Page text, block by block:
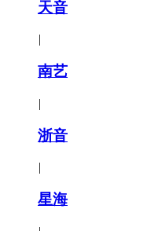
天音
|
南艺
|
浙音
|
星海